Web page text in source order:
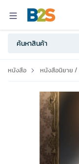
หนังสือ หนังสือนิยาย